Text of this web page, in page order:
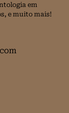
em
e muito mais!